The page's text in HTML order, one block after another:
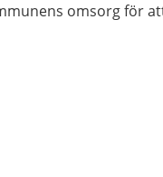
omsorg för